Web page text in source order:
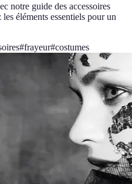
notre guide des accessoires
éléments essentiels pour un
#frayeur#costumes